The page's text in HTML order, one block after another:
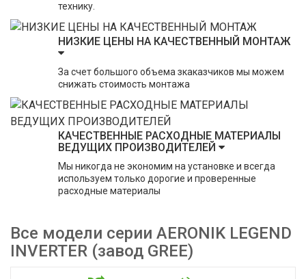
технику.
НИЗКИЕ ЦЕНЫ НА КАЧЕСТВЕННЫЙ МОНТАЖ
За счет большого объема зкаказчиков мы можем
снижать стоимость монтажа
КАЧЕСТВЕННЫЕ РАСХОДНЫЕ МАТЕРИАЛЫ
ВЕДУЩИХ ПРОИЗВОДИТЕЛЕЙ
Мы никогда не экономим на установке и всегда
используем только дорогие и проверенные
расходные материалы
Все модели серии AERONIK LEGEND
INVERTER (завод GREE)